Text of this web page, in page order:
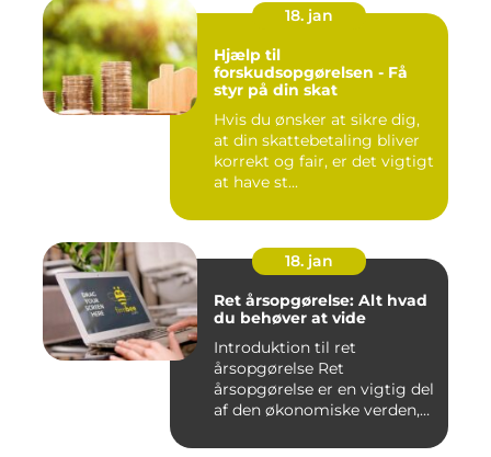
18. jan
Hjælp til
forskudsopgørelsen - Få
styr på din skat
Hvis du ønsker at sikre dig,
at din skattebetaling bliver
korrekt og fair, er det vigtigt
at have st...
18. jan
Ret årsopgørelse: Alt hvad
du behøver at vide
Introduktion til ret
årsopgørelse Ret
årsopgørelse er en vigtig del
af den økonomiske verden,